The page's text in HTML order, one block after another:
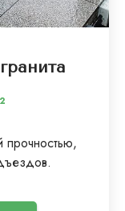
прочностью,